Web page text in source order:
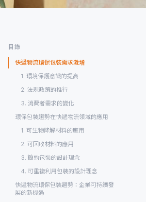
目錄
快遞物流環保包裝需求激增
1. 環境保護意識的提高
2. 法規政策的推行
3. 消費者需求的變化
環保包裝趨勢在快遞物流領域的應用
1. 可生物降解材料的應用
2. 可回收材料的應用
3. 簡約包裝的設計理念
4. 可重複利用包裝的設計理念
快遞物流環保包裝趨勢：企業可持續發
展的新機遇